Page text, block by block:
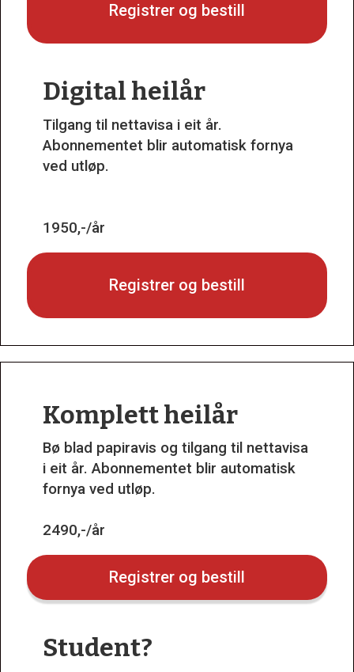
Registrer og bestill
Digital heilår
Tilgang til nettavisa i eit år.
Abonnementet blir automatisk fornya
ved utløp.
1950,-/år
Registrer og bestill
Komplett heilår
Bø blad papiravis og tilgang til nettavisa
i eit år. Abonnementet blir automatisk
fornya ved utløp.
2490,-/år
Registrer og bestill
Student?